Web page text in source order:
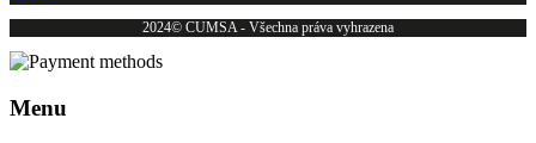
2024© CUMSA - Všechna práva vyhrazena
Menu